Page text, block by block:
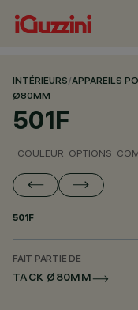
INTÉRIEURS/APPAREILS
Ø80MM
501F
COULEUR OPTIONS
501F
FAIT PARTIE DE
TACK Ø80MM